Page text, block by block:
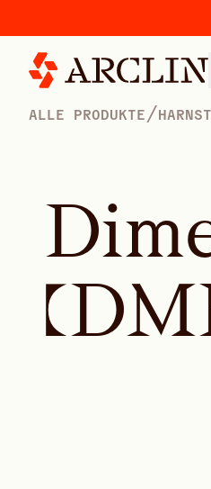
ALLE PRODUKTE /
Dim
(DM